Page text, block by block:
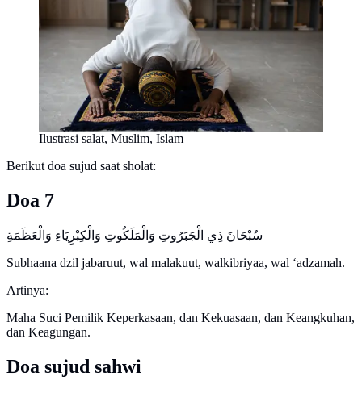
Ilustrasi salat, Muslim, Islam
Berikut doa sujud saat sholat:
Doa 7
Subhaana dzil jabaruut, wal malakuut, walkibriyaa, wal ‘adzamah.
Artinya:
Maha Suci Pemilik Keperkasaan, dan Kekuasaan, dan Keangkuhan,
dan Keagungan.
Doa sujud sahwi